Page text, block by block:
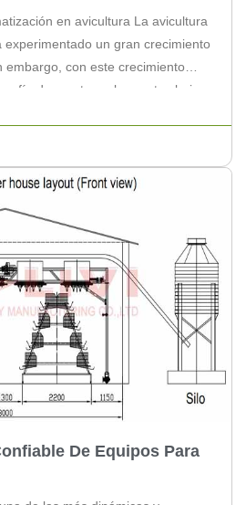
en avicultura La avicultura
un gran crecimiento
embargo, con este crecimiento
de mantener los costos bajo
y mejorar la eficiencia en las
De Equipos Para